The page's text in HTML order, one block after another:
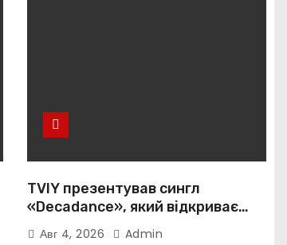
TVIY презентував сингл
«Decadance», який відкриває
нову сторінку українського
Авг 4, 2026 Admin